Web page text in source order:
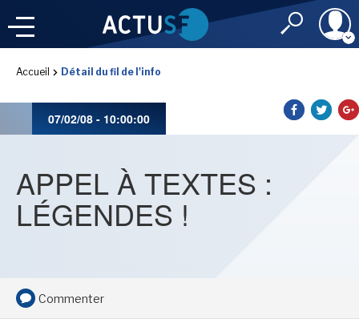
Mot de passe
Accueil Détail du fil de l'info
07/02/08 - 10:00:00
APPEL À TEXTES :
LÉGENDES !
Commenter